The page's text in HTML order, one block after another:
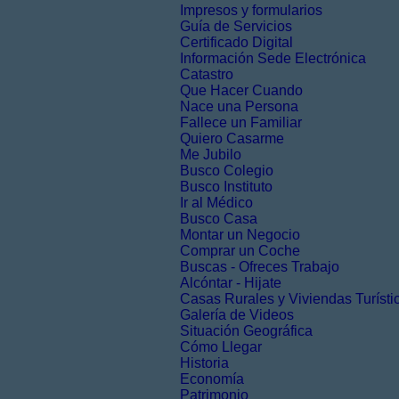
Impresos y formularios
Guía de Servicios
Certificado Digital
Información Sede Electrónica
Catastro
Que Hacer Cuando
Nace una Persona
Fallece un Familiar
Quiero Casarme
Me Jubilo
Busco Colegio
Busco Instituto
Ir al Médico
Busco Casa
Montar un Negocio
Comprar un Coche
Buscas - Ofreces Trabajo
Alcóntar - Hijate
Casas Rurales y Viviendas
Galería de Videos
Situación Geográfica
Cómo Llegar
Historia
Economía
Patrimonio